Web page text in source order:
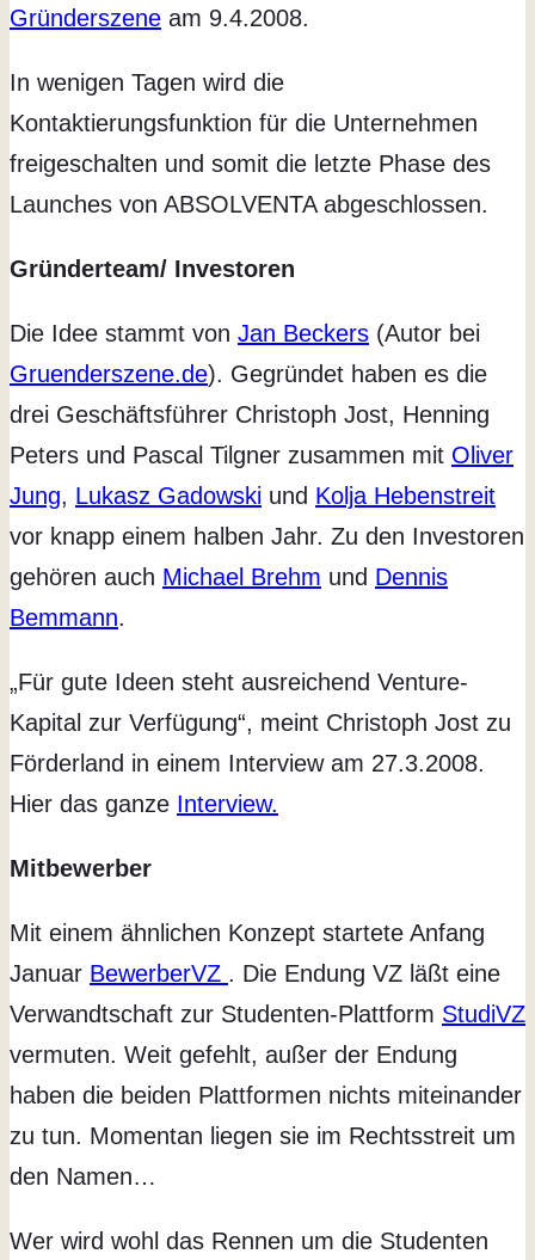
Gründerszene am 9.4.2008.
In wenigen Tagen wird die
Kontaktierungsfunktion für die Unternehmen
freigeschalten und somit die letzte Phase des
Launches von ABSOLVENTA abgeschlossen.
Gründerteam/ Investoren
Die Idee stammt von Jan Beckers (Autor bei
Gruenderszene.de). Gegründet haben es die
drei Geschäftsführer Christoph Jost, Henning
Peters und Pascal Tilgner zusammen mit Oliver
Jung, Lukasz Gadowski und Kolja Hebenstreit
vor knapp einem halben Jahr. Zu den Investoren
gehören auch Michael Brehm und Dennis
Bemmann.
„Für gute Ideen steht ausreichend Venture-
Kapital zur Verfügung“, meint Christoph Jost zu
Förderland in einem Interview am 27.3.2008.
Hier das ganze Interview.
Mitbewerber
Mit einem ähnlichen Konzept startete Anfang
Januar BewerberVZ . Die Endung VZ läßt eine
Verwandtschaft zur Studenten-Plattform StudiVZ
vermuten. Weit gefehlt, außer der Endung
haben die beiden Plattformen nichts miteinander
zu tun. Momentan liegen sie im Rechtsstreit um
den Namen…
Wer wird wohl das Rennen um die Studenten